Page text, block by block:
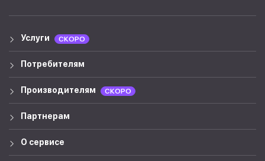
Услуги СКОРО
Потребителям
Производителям СКОРО
Партнерам
О сервисе